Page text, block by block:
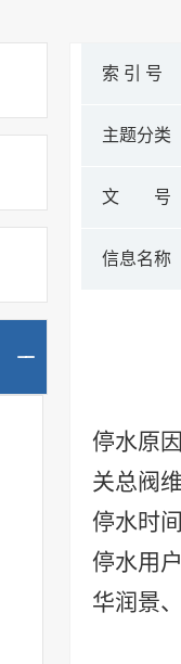
索 引 号
主题分类
文 号
信息名称
停水原
关总阀
停水时
停水用
华润景